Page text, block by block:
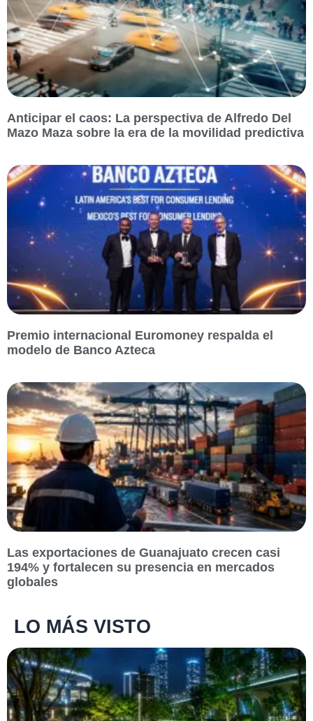
Anticipar el caos: La perspectiva de Alfredo Del
Mazo Maza sobre la era de la movilidad predictiva
Premio internacional Euromoney respalda el
modelo de Banco Azteca
Las exportaciones de Guanajuato crecen casi
194% y fortalecen su presencia en mercados
globales
LO MÁS VISTO